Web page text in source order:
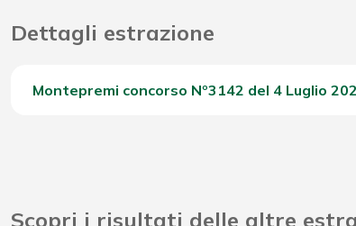
Dettagli estrazione
Montepremi concorso Nº3142 del 4 Luglio
Scopri i risultati delle altre